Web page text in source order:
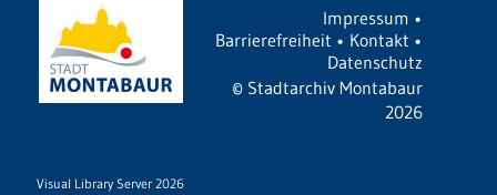
Impressum •
Barrierefreiheit • Kontakt •
Datenschutz
© Stadtarchiv Montabaur
2026
Visual Library Server 2026